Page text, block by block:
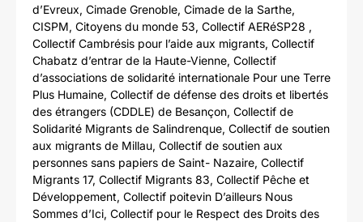
d’Evreux, Cimade Grenoble, Cimade de la Sarthe,
CISPM, Citoyens du monde 53, Collectif AERéSP28 ,
Collectif Cambrésis pour l’aide aux migrants, Collectif
Chabatz d’entrar de la Haute-Vienne, Collectif
d’associations de solidarité internationale Pour une Terre
Plus Humaine, Collectif de défense des droits et libertés
des étrangers (CDDLE) de Besançon, Collectif de
Solidarité Migrants de Salindrenque, Collectif de soutien
aux migrants de Millau, Collectif de soutien aux
personnes sans papiers de Saint- Nazaire, Collectif
Migrants 17, Collectif Migrants 83, Collectif Pêche et
Développement, Collectif poitevin D’ailleurs Nous
Sommes d’Ici, Collectif pour le Respect des Droits des